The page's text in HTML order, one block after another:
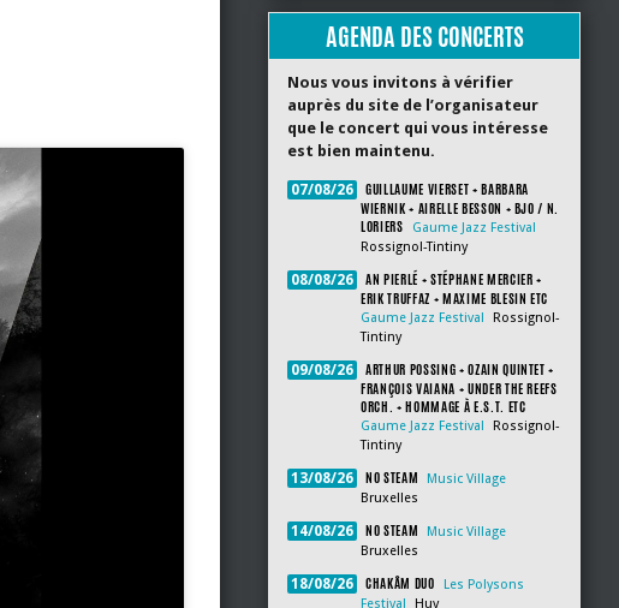
AGENDA DES CONCERTS
Nous vous invitons à vérifier
auprès du site de l’organisateur
que le concert qui vous intéresse
est bien maintenu.
07/08/26
GUILLAUME VIERSET + BARBARA
WIERNIK + AIRELLE BESSON + BJO / N.
LORIERS
Gaume Jazz Festival
Rossignol-Tintiny
08/08/26
AN PIERLÉ + STÉPHANE MERCIER +
ERIK TRUFFAZ + MAXIME BLESIN ETC
Gaume Jazz Festival
Rossignol-
Tintiny
09/08/26
ARTHUR POSSING + OZAIN QUINTET +
FRANÇOIS VAIANA + UNDER THE REEFS
ORCH. + HOMMAGE À E.S.T. ETC
Gaume Jazz Festival
Rossignol-
Tintiny
13/08/26 NO STEAM
Music Village
Bruxelles
14/08/26 NO STEAM
Music Village
Bruxelles
18/08/26 CHAKÂM DUO
Les Polysons
Festival
Huy